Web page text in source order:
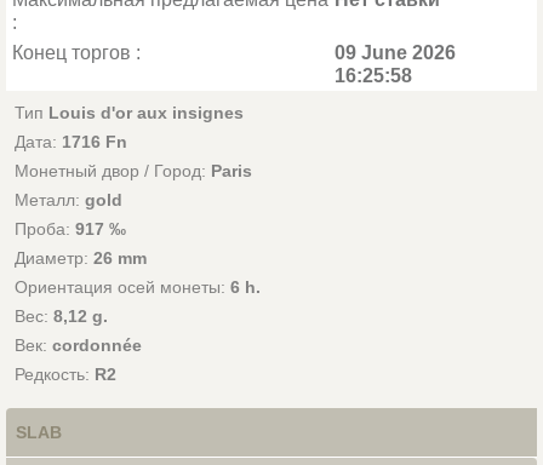
:
Конец торгов :
09 June 2026
16:25:58
Тип Louis d'or aux insignes
Дата: 1716 Fn
Монетный двор / Город: Paris
Металл: gold
Проба: 917 ‰
Диаметр: 26 mm
Ориентация осей монеты: 6 h.
Вес: 8,12 g.
Век: cordonnée
Редкость: R2
SLAB